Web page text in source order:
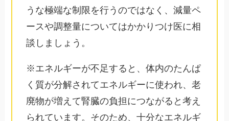
うな極端な制限を行うのではなく、減量ペ
ースや調整量についてはかかりつけ医に相
談しましょう。
※エネルギーが不足すると、体内のたんぱ
く質が分解されてエネルギーに使われ、老
廃物が増えて腎臓の負担につながると考え
られています。そのため、十分なエネルギ